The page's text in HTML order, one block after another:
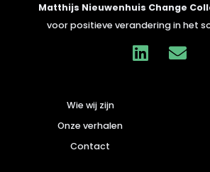
Matthijs Nieuwenhuis Change
voor positieve verandering in het
Wie wij zijn
Onze verhalen
Contact